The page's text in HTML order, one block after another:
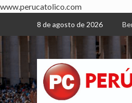
www.perucatolico.com
content
8 de agosto de 2026